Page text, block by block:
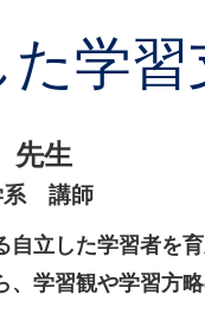
学習
生
系 講師
立した学習者を育
学習観や学習方